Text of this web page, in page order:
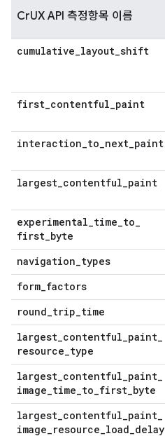
CrUX API 측정항목 이름
cumulative_layout_shift
first_contentful_paint
interaction_to_next_paint
largest_contentful_paint
experimental_time_to_
first_byte
navigation_types
form_factors
round_trip_time
largest_contentful_paint_
resource_type
largest_contentful_paint_
image_time_to_first_byte
largest_contentful_paint_
image_resource_load_delay